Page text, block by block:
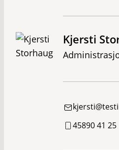
Kjersti
45890 41 25